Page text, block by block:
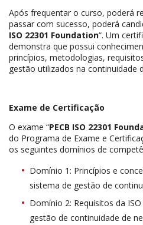
Após frequentar o curso, poderá
passar com sucesso, poderá
ISO 22301 Foundation“. Um
demonstra que possui
princípios, metodologias,
gestão utilizados na continuidade
Exame de Certificação
O exame “PECB ISO 22301
do Programa de Exame e
os seguintes domínios de
Domínio 1: Princípios e
sistema de gestão de
Domínio 2: Requisitos da
gestão de continuidade de